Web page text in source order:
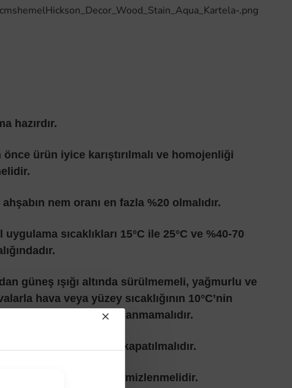
hazırdır.
ürün iyice karıştırılmalı ve homojenliği
nem oranı en fazla %20 olmalıdır.
sıcaklıkları 15°C ile 25°C ve %40-70
güneş ışığı altında sürülmemeli, yağmurlu ve
hava veya yüzey sıcaklığının 10°C’nin
koşullarda ürün uygulanmamalıdır.
ürünün kapağı kapatılmalıdır.
ve gereç, bol su ile temizlenmelidir.